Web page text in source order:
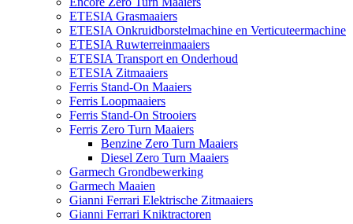
ETESIA Grasmaaiers
ETESIA Onkruidborstelmachine en Verticuteermachine
ETESIA Ruwterreinmaaiers
ETESIA Transport en Onderhoud
ETESIA Zitmaaiers
Ferris Stand-On Maaiers
Ferris Loopmaaiers
Ferris Stand-On Strooiers
Ferris Zero Turn Maaiers
Benzine Zero Turn Maaiers
Diesel Zero Turn Maaiers
Garmech Grondbewerking
Garmech Maaien
Gianni Ferrari Elektrische Zitmaaiers
Gianni Ferrari Kniktractoren